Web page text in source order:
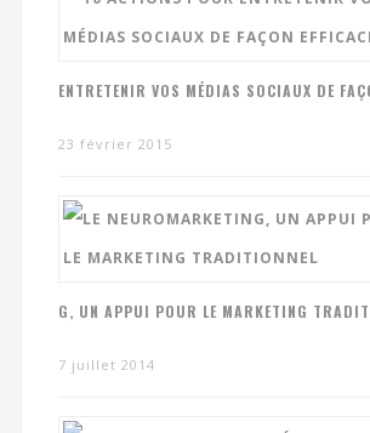
ENTRETENIR VOS MÉDIAS SOCIAUX DE
23 février 2015
G, UN APPUI POUR LE MARKETING
7 juillet 2014